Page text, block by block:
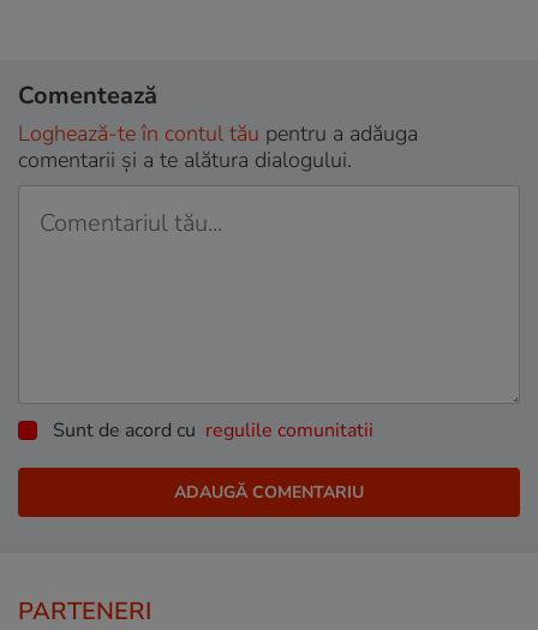
Comentează
Loghează-te în contul tău pentru a adăuga
comentarii și a te alătura dialogului.
Sunt de acord cu regulile comunitatii
PARTENERI